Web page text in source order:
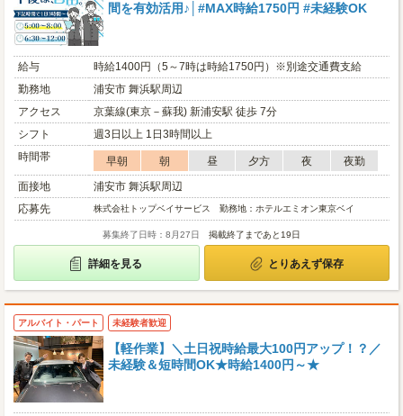
間を有効活用♪│#MAX時給1750円 #未経験OK
給与
時給1400円（5～7時は時給1750円）※別途交通費支給
勤務地
浦安市 舞浜駅周辺
アクセス
京葉線(東京－蘇我) 新浦安駅 徒歩 7分
シフト
週3日以上 1日3時間以上
時間帯
早朝 朝 昼 夕方 夜
夜勤
面接地
浦安市 舞浜駅周辺
応募先
株式会社トップベイサービス 勤務地：ホテルエミオン東京ベイ
募集終了日時：8月27日 掲載終了まであと19日
詳細を見る とりあえず保存
アルバイト・パート 未経験者歓迎
【軽作業】＼土日祝時給最大100円アップ！？／
未経験＆短時間OK★時給1400円～★